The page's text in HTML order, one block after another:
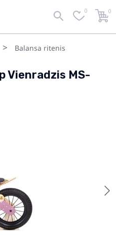
0 0
Balansa ritenis
Vienradzis MS-